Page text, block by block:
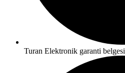
Turan Elektronik garanti belgesi